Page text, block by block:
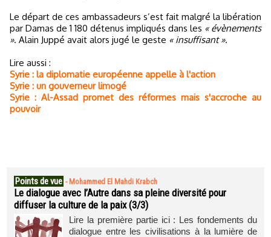
Le départ de ces ambassadeurs s’est fait malgré la libération
par Damas de 1 180 détenus impliqués dans les « évènements
». Alain Juppé avait alors jugé le geste « insuffisant ».
Lire aussi :
Syrie : la diplomatie européenne appelle à l'action
Syrie : un gouverneur limogé
Syrie : Al-Assad promet des réformes mais s'accroche au
pouvoir
Points de vue - Mohammed El Mahdi Krabch
Le dialogue avec l’Autre dans sa pleine diversité pour
diffuser la culture de la paix (3/3)
Lire la première partie ici : Les fondements du
dialogue entre les civilisations à la lumière de